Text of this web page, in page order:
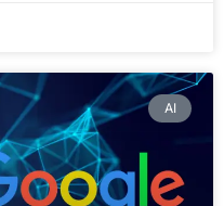
AI